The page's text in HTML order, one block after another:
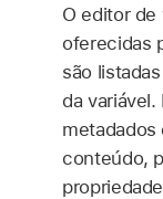
O editor de
oferecidas
são
da
metadados
conteúdo,